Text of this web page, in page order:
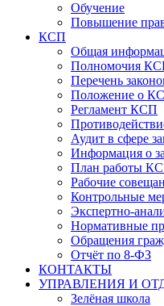
Обучение
Повышение
КСП
Общая
Полномочия
Перечень
Положение о
Регламент КСП
Аудит в сфере
Информация о
План работы
Рабочие
Контрольные
Экспертно-
Нормативные
Обращения
Отчёт по 8-ФЗ
КОНТАКТЫ
УПРАВЛЕНИЯ И
Зелёная школа